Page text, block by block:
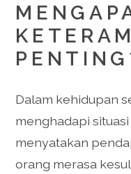
Dalam kehidupan
menghadapi
menyatakan
orang merasa